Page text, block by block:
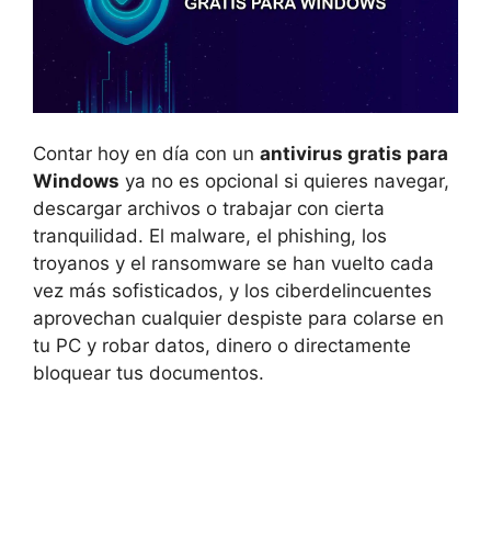
Contar hoy en día con un antivirus gratis para
Windows ya no es opcional si quieres navegar,
descargar archivos o trabajar con cierta
tranquilidad. El malware, el phishing, los
troyanos y el ransomware se han vuelto cada
vez más sofisticados, y los ciberdelincuentes
aprovechan cualquier despiste para colarse en
tu PC y robar datos, dinero o directamente
bloquear tus documentos.